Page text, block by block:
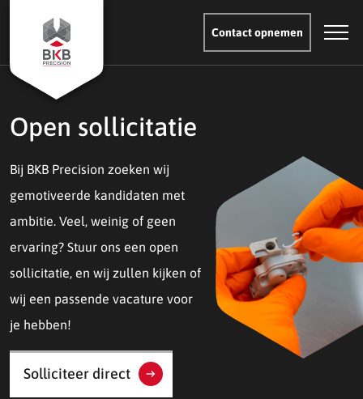
Contact opnemen
Open sollicitatie
Bij BKB Precision zoeken wij
gemotiveerde kandidaten met
ambitie. Veel, weinig of geen
ervaring? Stuur ons een open
sollicitatie, en wij zullen kijken of
wij een passende vacature voor
je hebben!
Solliciteer direct